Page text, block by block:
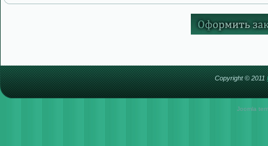
Copyright © 2011
Joomla